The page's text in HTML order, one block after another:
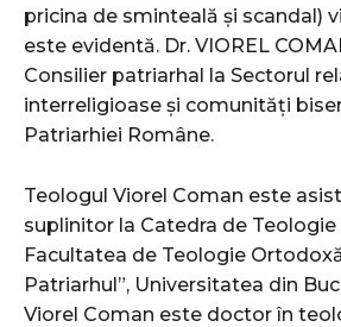
pricina de sminteală și scandal)
este evidentă. Dr. VIOREL
Consilier patriarhal la Sectorul
interreligioase și comunități
Patriarhiei Române.
Teologul Viorel Coman este
suplinitor la Catedra de
Facultatea de Teologie
Patriarhul”, Universitatea din
Viorel Coman este doctor în